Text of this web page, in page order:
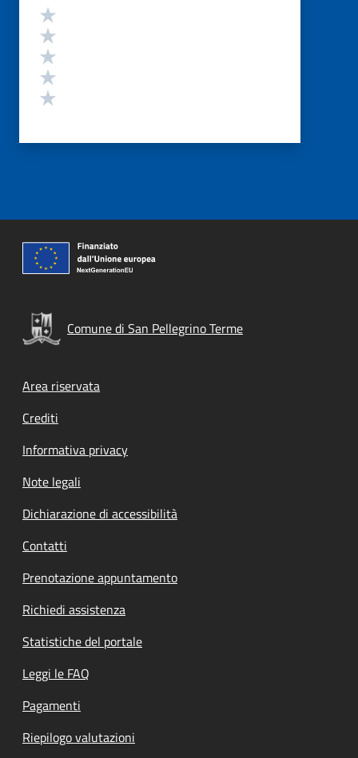
Valutazione
Comune di San Pellegrino Terme
Footer menu
Area riservata
Crediti
Informativa privacy
Note legali
Dichiarazione di accessibilità
Contatti
Prenotazione appuntamento
Richiedi assistenza
Statistiche del portale
Leggi le FAQ
Pagamenti
Riepilogo valutazioni